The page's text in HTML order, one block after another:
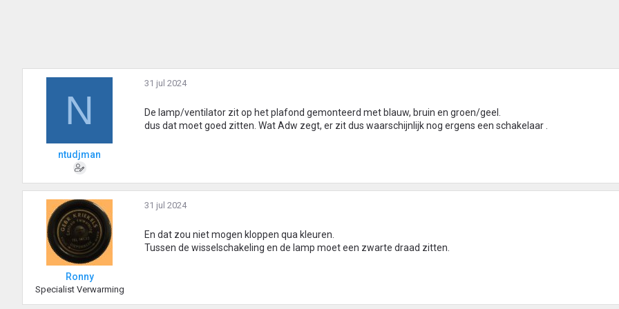
N
ntudjman
31 jul 2024
De lamp/ventilator zit op het plafond gemonteerd met blauw, bruin en groen/geel.
dus dat moet goed zitten. Wat Adw zegt, er zit dus waarschijnlijk nog ergens een schakelaar .
Ronny
Specialist Verwarming
31 jul 2024
En dat zou niet mogen kloppen qua kleuren.
Tussen de wisselschakeling en de lamp moet een zwarte draad zitten.